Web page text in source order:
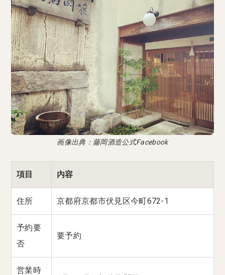
画像出典：藤岡酒造公式Facebook
項目 内容
住所 京都府京都市伏見区今町672-1
予約要
否
要予約
営業時